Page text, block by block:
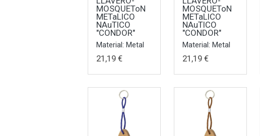
MOSQUEToN
METaLICO
NAuTICO
"CONDOR"
Material: Metal
21,19 €
MOSQUEToN
METaLICO
NAuTICO
"CONDOR"
Material: Metal
21,19 €